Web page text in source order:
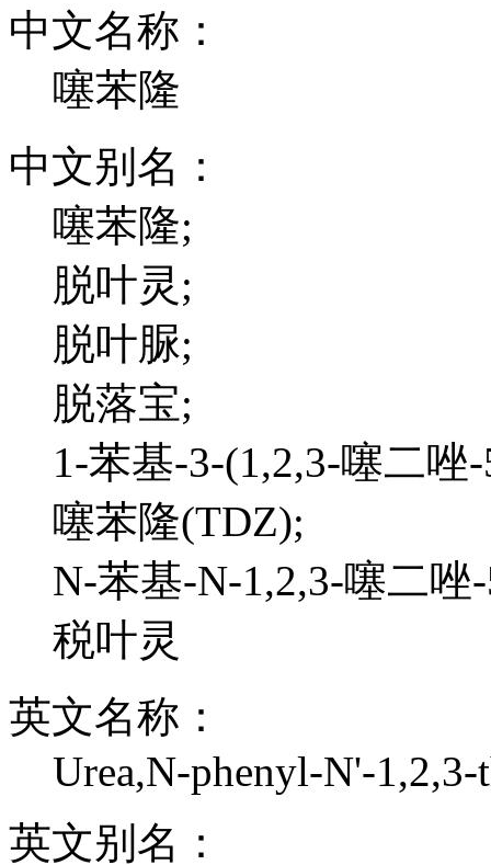
中文名称：
噻苯隆
中文别名：
噻苯隆;
脱叶灵;
脱叶脲;
脱落宝;
1-苯基-3-(1,2,3-噻二唑
噻苯隆(TDZ);
N-苯基-N-1,2,3-噻二唑
税叶灵
英文名称：
Urea,N-phenyl-N'-
英文别名：